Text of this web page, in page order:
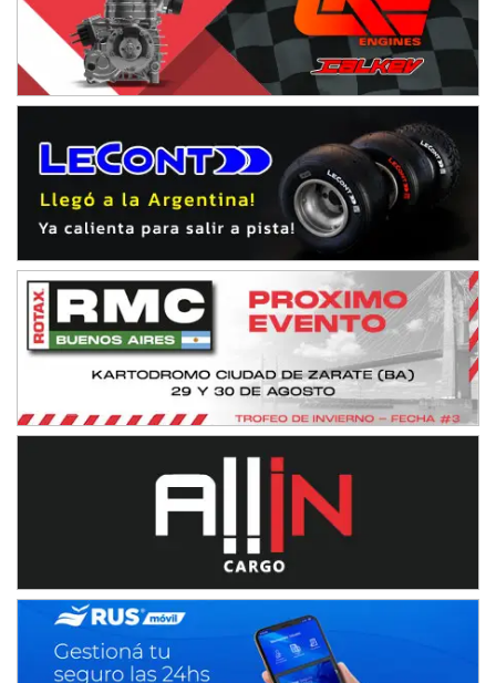
José Samuel Sánchez (Tierra)
Rufino (Santa Fe)
TUCUMANO - F5
Juan Navarro (Asfalto)
COBERTURA ESPECIAL DE E-KART.COM.AR
08/09-AGO
IAME SERIES ARGENTINA 6
Ramiro Tot (Asfalto)
Baradero (Buenos Aires)
KDO - F6
Ciudad de Trenque Lauquen (Asfalto)
Trenque Lauquen (Buenos Aires)
ENTRERRIANO - F6 (POSTERGADA)
Villaguay (Entre Ríos)
CSK - F7
Juventud Unida (Tierra)
Humboldt (Santa Fe)